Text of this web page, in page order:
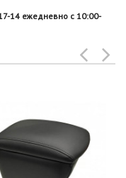
14 ежедневно с 10:00-